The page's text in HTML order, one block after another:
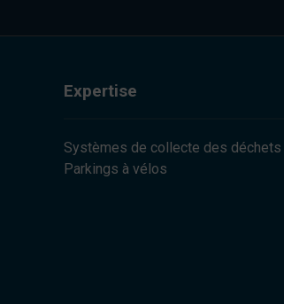
Expertise
Systèmes de collecte des déchets
Parkings à vélos